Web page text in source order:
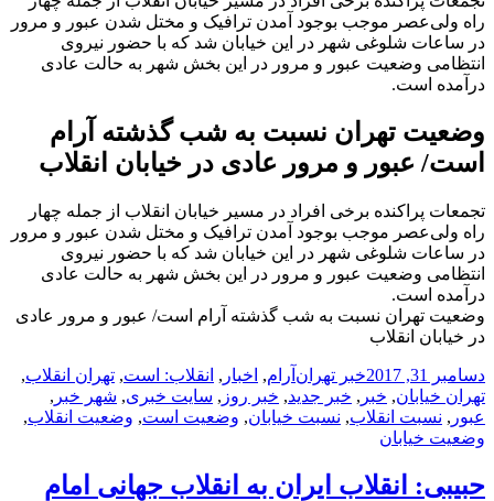
راه ولی‌عصر موجب بوجود آمدن ترافیک و مختل شدن عبور و مرور
در ساعات شلوغی شهر در این خیابان شد که با حضور نیروی
انتظامی وضعیت عبور و مرور در این بخش شهر به حالت عادی
درآمده است.
وضعیت تهران نسبت به شب گذشته آرام‌
است/ عبور و مرور عادی در خیابان انقلاب
تجمعات پراکنده برخی افراد در مسیر خیابان انقلاب از جمله چهار
راه ولی‌عصر موجب بوجود آمدن ترافیک و مختل شدن عبور و مرور
در ساعات شلوغی شهر در این خیابان شد که با حضور نیروی
انتظامی وضعیت عبور و مرور در این بخش شهر به حالت عادی
درآمده است.
وضعیت تهران نسبت به شب گذشته آرام‌ است/ عبور و مرور عادی
در خیابان انقلاب
ارسال
شده
در
دسامبر 31, 2017 نویسنده
دسته‌ها
خبر تهرانبرچسب‌ها
آرام‌, اخبار , انقلاب: است, تهران انقلاب,
تهران خیابان, خبر , خبر جدید, خبر روز , سایت خبری, شهر خبر ,
عبور , نسبت انقلاب, نسبت خیابان, وضعیت است, وضعیت انقلاب,
وضعیت خیابان
حبیبی: انقلاب ایران به انقلاب جهانی امام